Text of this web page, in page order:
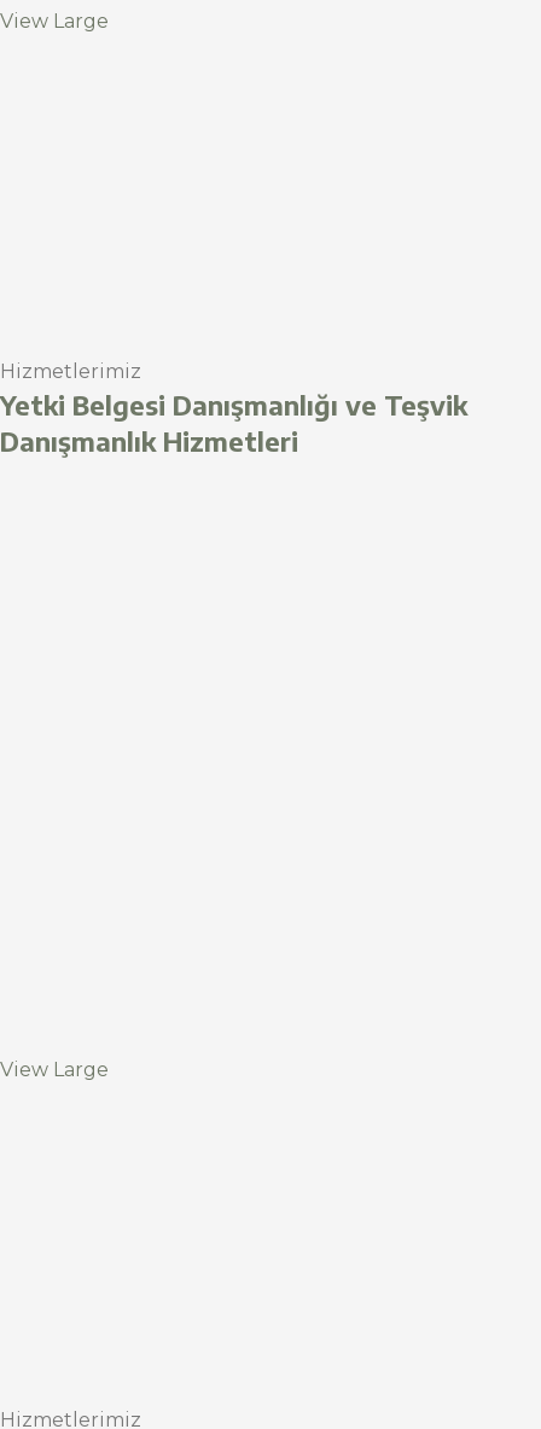
View Large
Hizmetlerimiz
Yetki Belgesi Danışmanlığı ve Teşvik
Danışmanlık Hizmetleri
View Large
Hizmetlerimiz